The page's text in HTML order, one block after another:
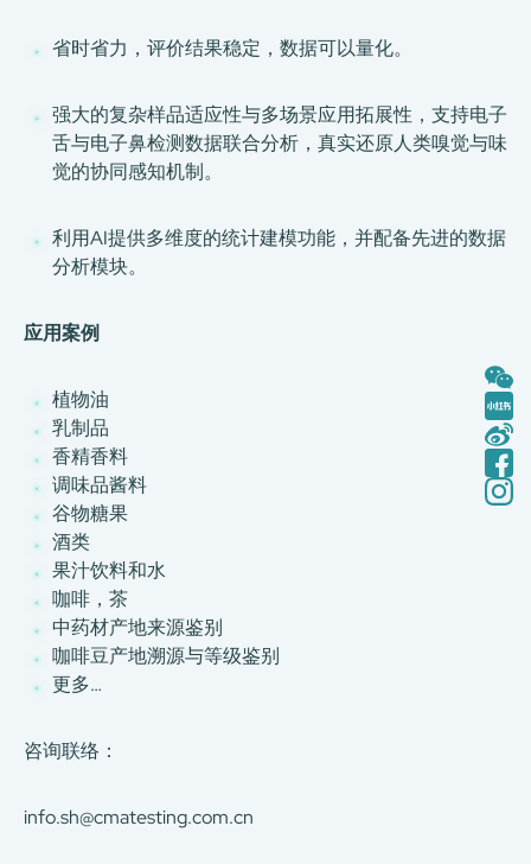
省时省力，评价结果稳定，数据可以量化。
强大的复杂样品适应性与多场景应用拓展性，支持电子
舌与电子鼻检测数据联合分析，真实还原人类嗅觉与味
觉的协同感知机制。
利用AI提供多维度的统计建模功能，并配备先进的数据
分析模块。
应用案例
植物油
乳制品
香精香料
调味品酱料
谷物糖果
酒类
果汁饮料和水
咖啡，茶
中药材产地来源鉴别
咖啡豆产地溯源与等级鉴别
更多…
咨询联络：
info.sh@cmatesting.com.cn